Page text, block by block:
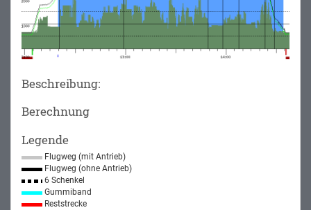
Beschreibung:
Berechnung
Legende
Flugweg (mit Antrieb)
Flugweg (ohne Antrieb)
6 Schenkel
Gummiband
Reststrecke